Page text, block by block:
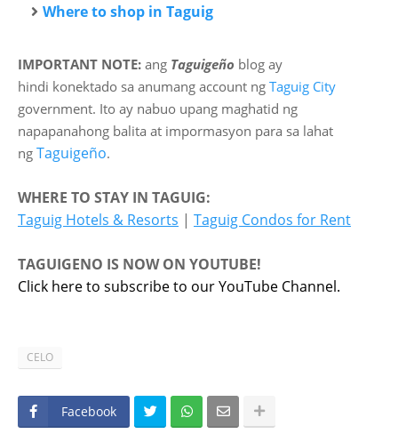
Where to shop in Taguig
IMPORTANT NOTE: ang Taguigeño blog ay
hindi konektado sa anumang account ng Taguig City
government. Ito ay nabuo upang maghatid ng
napapanahong balita at impormasyon para sa lahat
ng Taguigeño.
WHERE TO STAY IN TAGUIG:
Taguig Hotels & Resorts | Taguig Condos for Rent
TAGUIGENO IS NOW ON YOUTUBE!
Click here to subscribe to our YouTube Channel.
CELO
Facebook